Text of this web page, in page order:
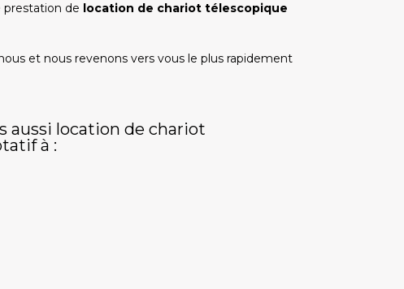
prestation de location de chariot télescopique
et nous revenons vers vous le plus rapidement
aussi location de chariot
à :